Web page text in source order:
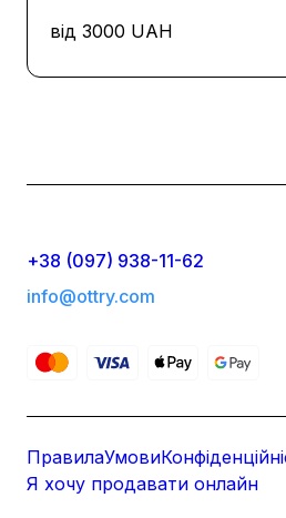
від 3000 UAH
+38 (097) 938-11-62
info@ottry.com
ПравилаУмови
Я хочу продавати онлайн